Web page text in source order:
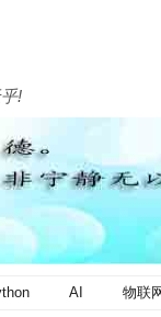
!
AI 物联